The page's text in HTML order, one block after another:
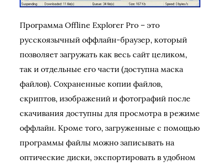
Программа Offline Explorer Pro – это
русскоязычный оффлайн-браузер, который
позволяет загружать как весь сайт целиком,
так и отдельные его части (доступна маска
файлов). Сохраненные копии файлов,
скриптов, изображений и фотографий после
скачивания доступны для просмотра в режиме
оффлайн. Кроме того, загруженные с помощью
программы файлы можно записывать на
оптические диски, экспортировать в удобном